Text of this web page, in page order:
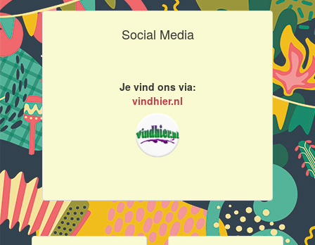
Social Media
Je vind ons via:
vindhier.nl